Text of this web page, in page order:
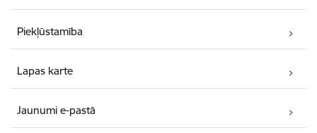
Piekļūstamība
Lapas karte
Jaunumi e-pastā